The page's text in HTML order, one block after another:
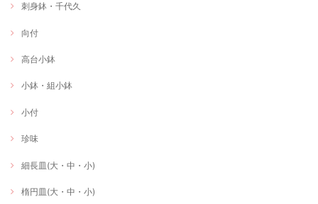
刺身鉢・千代久
向付
高台小鉢
小鉢・組小鉢
小付
珍味
細長皿(大・中・小)
楕円皿(大・中・小)